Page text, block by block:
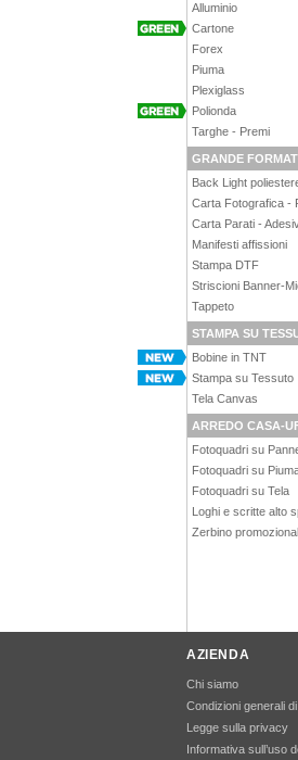
Alluminio
Cartone
Forex
Piuma
Plexiglass
Polionda
Targhe - Premi
GRANDE
Back Light
Carta Fotografica -
Carta Parati -
Manifesti affissioni
Stampa DTF
Striscioni Banner-
Tappeto
STAMPA SU
Bobine in TNT
Stampa su Tessuto
Tela Canvas
ARREDO CASA-
Fotoquadri su
Fotoquadri su
Fotoquadri su Tela
Loghi e scritte alto
Zerbino
AZIENDA
Chi siamo
Condizioni generali
Legge sulla privacy
Informativa sull’uso